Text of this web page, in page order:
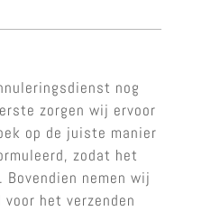
nog
zorgen wij ervoor
op de juiste manier
zodat het
nemen wij
het verzenden